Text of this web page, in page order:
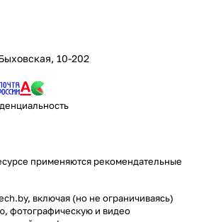
10-202
применяются рекомендательные
включая (но не ограничиваясь)
фотографическую и видео